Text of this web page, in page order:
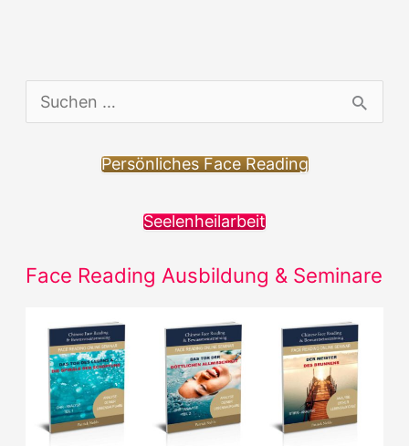
u
Persönliches Face Reading
Seelenheilarbeit
Face Reading Ausbildung & Seminare